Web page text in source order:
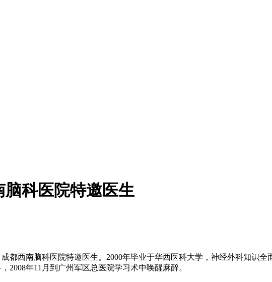
脑科医院特邀医生
都西南脑科医院特邀医生。2000年毕业于华西医科大学，神经外科知识全
2008年11月到广州军区总医院学习术中唤醒麻醉。